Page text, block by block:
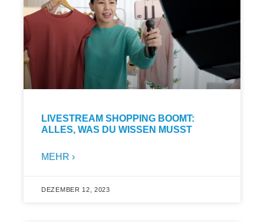
LIVESTREAM SHOPPING BOOMT:
ALLES, WAS DU WISSEN MUSST
MEHR ›
DEZEMBER 12, 2023